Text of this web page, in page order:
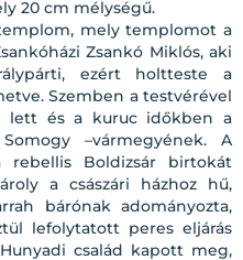
20 cm mélységű.
mely templomot a
Zsankó Miklós, aki
ezért holtteste a
Szemben a testvérével
lett és a kuruc időkben a
–vármegyének. A
rebellis Boldizsár birtokát
a császári házhoz hű,
bárónak adományozta,
lefolytatott peres eljárás
család kapott meg,